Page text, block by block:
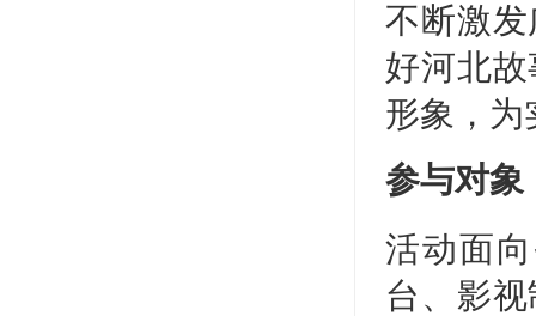
不断激
好河北
形象，为
参与对象
活动面
台、影